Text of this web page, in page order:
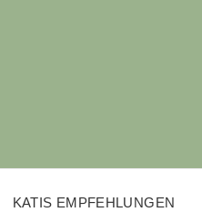
KATIS EMPFEHLUNGEN